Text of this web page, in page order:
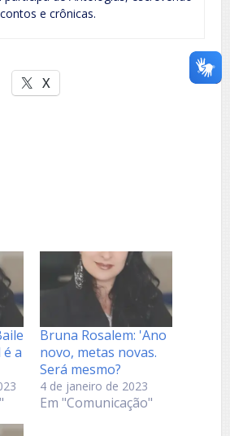
contos e crônicas.
X
a
Bruna Rosalem: 'Ano
novo, metas novas.
Será mesmo?
4 de janeiro de 2023
Em "Comunicação"